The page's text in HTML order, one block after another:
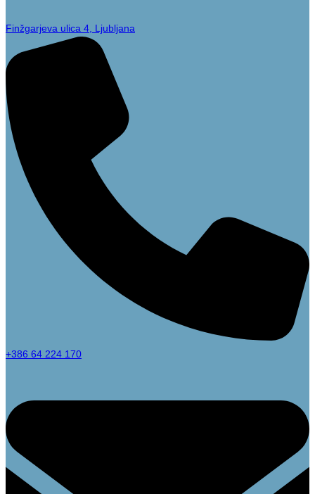
Finžgarjeva ulica 4, Ljubljana
+386 64 224 170